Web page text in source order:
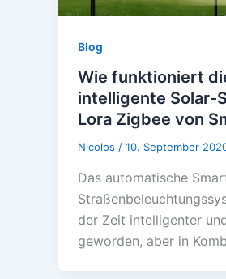
Blog
Wie funktioniert
intelligente Solar-
Lora Zigbee von
Nicolos / 10. September
Das automatische
der Zeit intelligenter
geworden, aber in